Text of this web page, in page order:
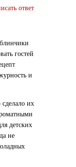
ответ
гостей
и
их
детских
не